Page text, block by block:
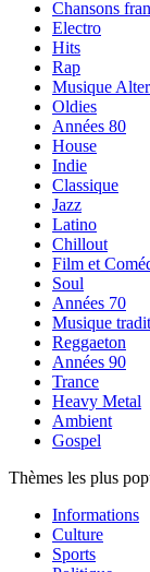
Chansons
Electro
Hits
Rap
Musique
Oldies
Années 80
House
Indie
Classique
Jazz
Latino
Chillout
Film et
Soul
Années 70
Musique
Reggaeton
Années 90
Trance
Heavy Metal
Ambient
Gospel
Thèmes les plus
Informations
Culture
Sports